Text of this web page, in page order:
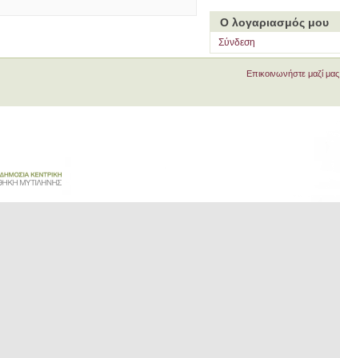
Ο λογαριασμός μου
Σύνδεση
Επικοινωνήστε μαζί μας